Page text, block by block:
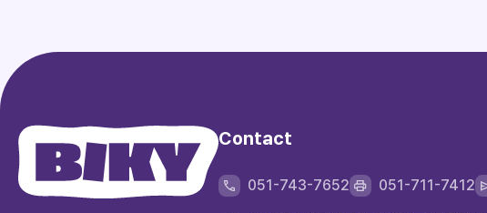
Contact
051-743-7652 051-711-7412